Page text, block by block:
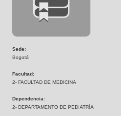
Sede:
Bogotá
Facultad:
2- FACULTAD DE MEDICINA
Dependencia:
2- DEPARTAMENTO DE PEDIATRÍA